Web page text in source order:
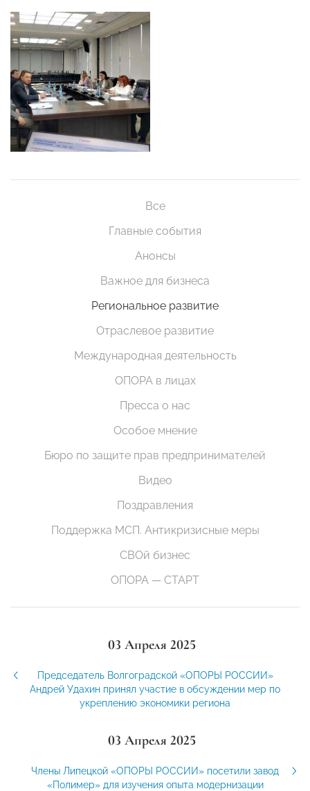
Все
Главные события
Анонсы
Важное для бизнеса
Региональное развитие
Отраслевое развитие
Международная деятельность
ОПОРА в лицах
Пресса о нас
Особое мнение
Бюро по защите прав предпринимателей
Видео
Поздравления
Поддержка МСП. Антикризисные меры
СВОй бизнес
ОПОРА — СТАРТ
03 Апреля 2025
Председатель Волгоградской «ОПОРЫ РОССИИ»
Андрей Удахин принял участие в обсуждении мер по
укреплению экономики региона
03 Апреля 2025
Члены Липецкой «ОПОРЫ РОССИИ» посетили завод
«Полимер» для изучения опыта модернизации